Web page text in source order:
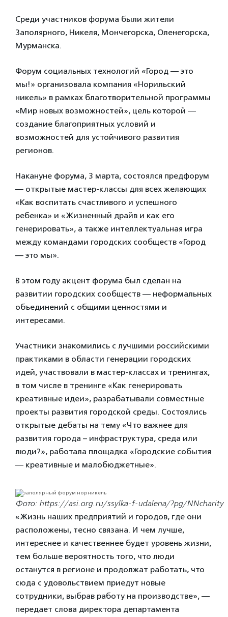
Среди участников форума были жители
Заполярного, Никеля, Мончегорска, Оленегорска,
Мурманска.
Форум социальных технологий «Город — это
мы!» организовала компания «Норильский
никель» в рамках благотворительной программы
«Мир новых возможностей», цель которой —
создание благоприятных условий и
возможностей для устойчивого развития
регионов.
Накануне форума, 3 марта, состоялся предфорум
— открытые мастер-классы для всех желающих
«Как воспитать счастливого и успешного
ребенка» и «Жизненный драйв и как его
генерировать», а также интеллектуальная игра
между командами городских сообществ «Город
— это мы».
В этом году акцент форума был сделан на
развитии городских сообществ — неформальных
объединений с общими ценностями и
интересами.
Участники знакомились с лучшими российскими
практиками в области генерации городских
идей, участвовали в мастер-классах и тренингах,
в том числе в тренинге «Как генерировать
креативные идеи», разрабатывали совместные
проекты развития городской среды. Состоялись
открытые дебаты на тему «Что важнее для
развития города – инфраструктура, среда или
люди?», работала площадка «Городские события
— креативные и малобюджетные».
Фото: https://asi.org.ru/ssylka-f-udalena/?pg/NNcharity
«Жизнь наших предприятий и городов, где они
расположены, тесно связана. И чем лучше,
интереснее и качественнее будет уровень жизни,
тем больше вероятность того, что люди
останутся в регионе и продолжат работать, что
сюда с удовольствием приедут новые
сотрудники, выбрав работу на производстве», —
передает слова директора департамента